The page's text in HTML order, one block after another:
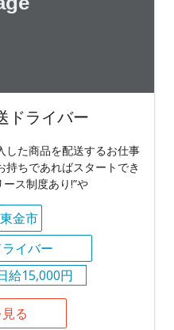
ドライバー
した商品を配送するお仕事
ちであればスタートでき
ス制度あり!”や
東金市
イバー
給15,000円
る